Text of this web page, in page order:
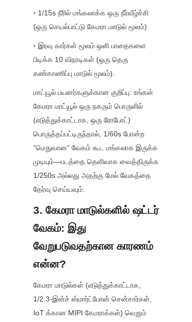
◦ 1/15s நீரில் மங்கலாக்க ஒரு நீர்வீழ்ச்சி
(ஒரு செயல்பாட்டு கேமரா மாடுல் மூலம்).
◦ இரவு கார்கள் மூலம் ஒளி பாதைகளை
பிடிக்க 10 விநாடிகள் (ஒரு தெரு
கண்காணிப்பு மாடுல் மூலம்).
மாட்யூல் பயனர்களுக்கான குறிப்பு: உங்கள்
கேமரா மாட்யூல் ஒரு நகரும் பொருளில்
(எடுத்துக்காட்டாக, ஒரு ரோபோட்)
பொருத்தப்பட்டிருந்தால், 1/60s போன்ற
“மெதுவான” வேகம் கூட மங்கலாக இருக்க
முடியும்—படத்தை தெளிவாக வைத்திருக்க
1/250s அல்லது அதற்கு மேல் வேகத்தை
தேர்வு செய்யவும்.
3. கேமரா மாடுல்களில் ஷட்டர்
வேகம்: இது
வேறுபடுவதற்கான காரணம்
என்ன?
கேமரா மாடுல்கள் (எடுத்துக்காட்டாக,
1/2.3-இன்ச் ஸ்மார்ட்போன் சென்சார்கள்,
IoT க்கான MIPI கேமராக்கள்) வெறும்